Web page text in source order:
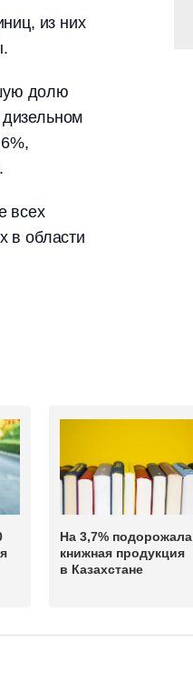
из них
долю
всех
в области
На 3,7% подорожала
книжная продукция
в Казахстане